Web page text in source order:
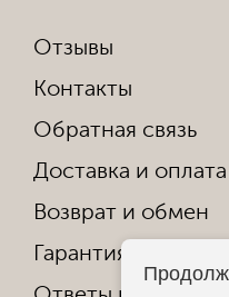
Отзывы
Контакты
Обратная связь
Доставка и оплата
Возврат и обмен
Гарантия от